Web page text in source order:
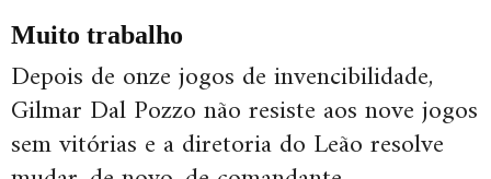
Muito trabalho
Depois de onze jogos de invencibilidade,
Gilmar Dal Pozzo não resiste aos nove jogos
sem vitórias e a diretoria do Leão resolve